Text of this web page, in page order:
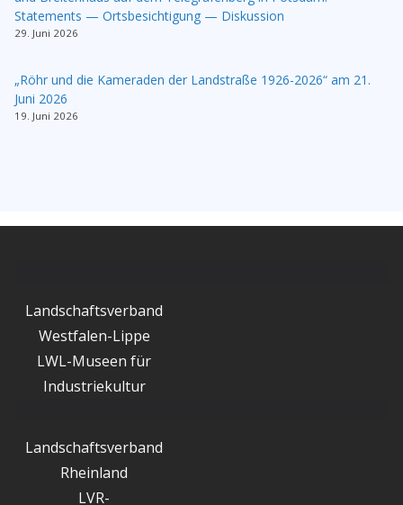
Statements — Ortsbesichtigung — Diskussion
29. Juni 2026
„Röhr und die Kameraden der Landstraße 1926-2026“ am 21.
Juni 2026
19. Juni 2026
Landschaftsverband
Westfalen-Lippe
LWL-Museen für
Industriekultur
Landschaftsverband
Rheinland
LVR-